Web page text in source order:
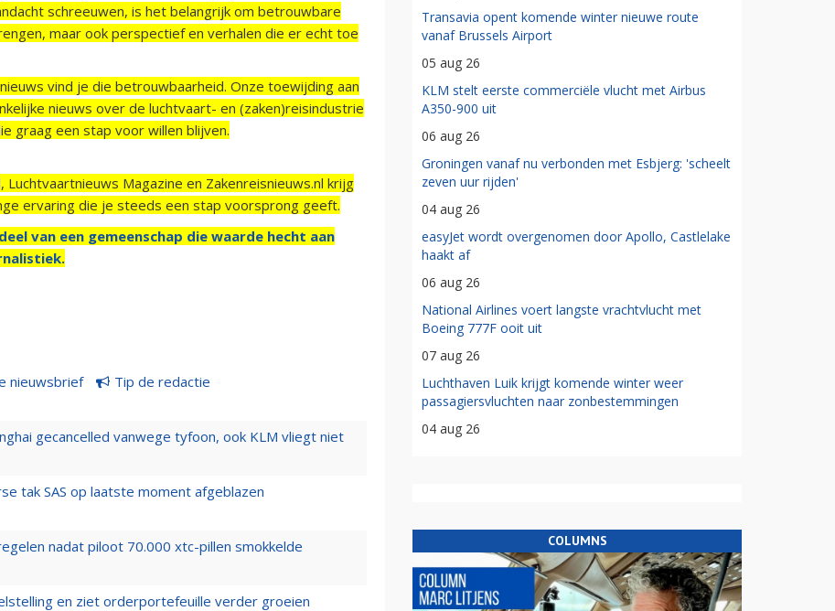
schreeuwen, is het belangrijk om betrouwbare
maar ook perspectief en verhalen die er echt toe
vind je die betrouwbaarheid. Onze toewijding aan
nieuws over de luchtvaart- en (zaken)reisindustrie
graag een stap voor willen blijven.
Magazine en Zakenreisnieuws.nl krijg
ervaring die je steeds een stap voorsprong geeft.
van een gemeenschap die waarde hecht aan
nieuwsbrief Tip de redactie
gecancelled vanwege tyfoon, ook KLM vliegt niet
tak SAS op laatste moment afgeblazen
nadat piloot 70.000 xtc-pillen smokkelde
en ziet orderportefeuille verder groeien
Transavia opent komende winter nieuwe route
vanaf Brussels Airport
05 aug 26
KLM stelt eerste commerciële vlucht met Airbus
A350-900 uit
06 aug 26
Groningen vanaf nu verbonden met Esbjerg: 'scheelt
zeven uur rijden'
04 aug 26
easyJet wordt overgenomen door Apollo, Castlelake
haakt af
06 aug 26
National Airlines voert langste vrachtvlucht met
Boeing 777F ooit uit
07 aug 26
Luchthaven Luik krijgt komende winter weer
passagiersvluchten naar zonbestemmingen
04 aug 26
COLUMNS